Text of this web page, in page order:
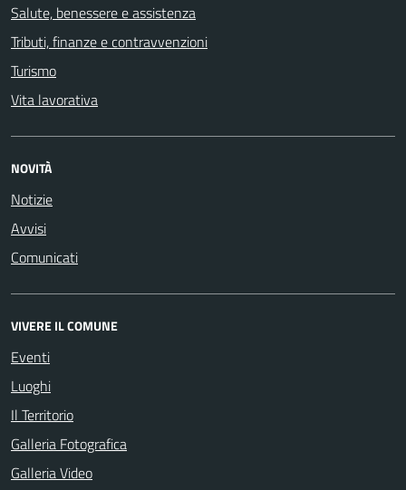
Salute, benessere e assistenza
Tributi, finanze e contravvenzioni
Turismo
Vita lavorativa
NOVITÀ
Notizie
Avvisi
Comunicati
VIVERE IL COMUNE
Eventi
Luoghi
Il Territorio
Galleria Fotografica
Galleria Video